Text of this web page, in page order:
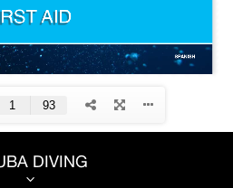
DIVING
3